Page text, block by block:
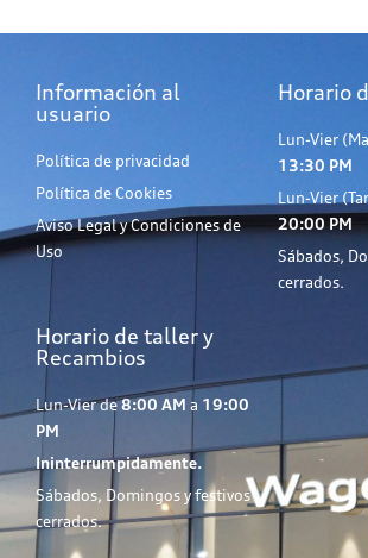
Información al
usuario
Política de privacidad
Política de Cookies
Aviso Legal y Condiciones de
Uso
Horario
Lun-Vier
13:30 PM
Lun-Vier
20:00 PM
Sábados,
cerrados.
Horario de taller y
Recambios
Lun-Vier de8:00 AM a 19:00
PM
Ininterrumpidamente.
Sábados, Domingos y festivos
cerrados.